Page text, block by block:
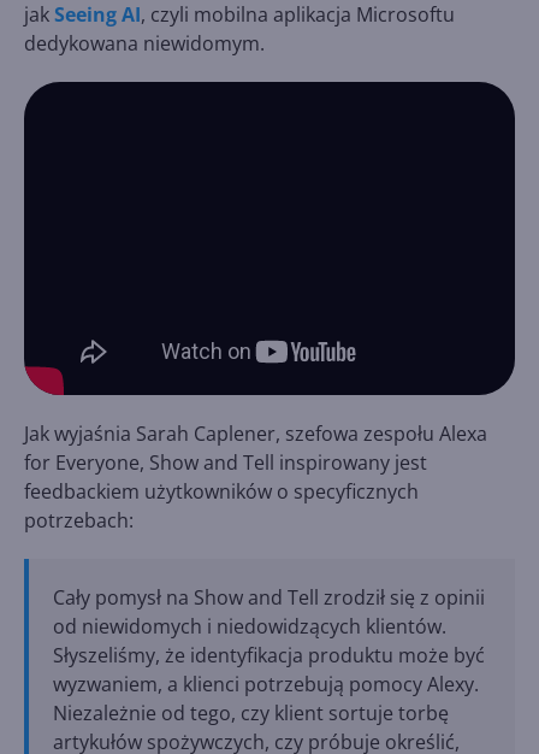
jakSeeing AI, czyli mobilna aplikacja Microsoftu
dedykowana niewidomym.
Jak wyjaśnia Sarah Caplener, szefowa zespołu Alexa
for Everyone, Show and Tell inspirowany jest
feedbackiem użytkowników o specyficznych
potrzebach:
Cały pomysł na Show and Tell zrodził się z opinii
od niewidomych i niedowidzących klientów.
Słyszeliśmy, że identyfikacja produktu może być
wyzwaniem, a klienci potrzebują pomocy Alexy.
Niezależnie od tego, czy klient sortuje torbę
artykułów spożywczych, czy próbuje określić,